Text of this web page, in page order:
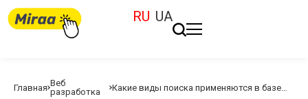
RU UA
Главная Веб
разработка
Какие виды поиска применяются в базе